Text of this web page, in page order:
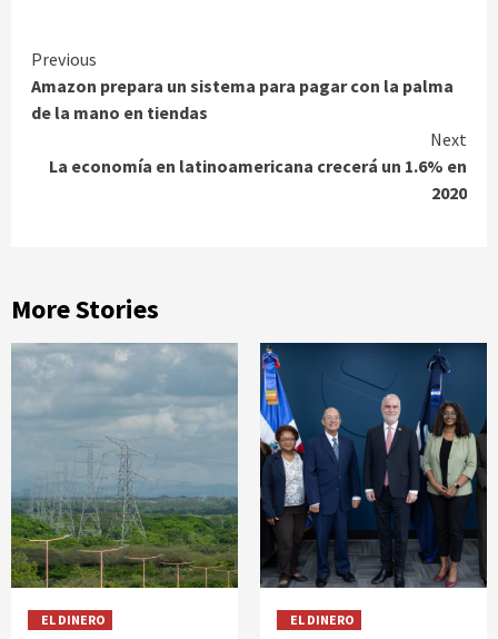
Continue
Reading
Previous
Amazon prepara un sistema para pagar con la palma
de la mano en tiendas
Next
La economía en latinoamericana crecerá un 1.6% en
2020
More Stories
EL DINERO EL DINERO